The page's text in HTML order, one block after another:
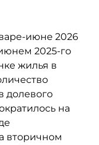
июне 2026
2025-го
жилья в
долевого
на
вторичном